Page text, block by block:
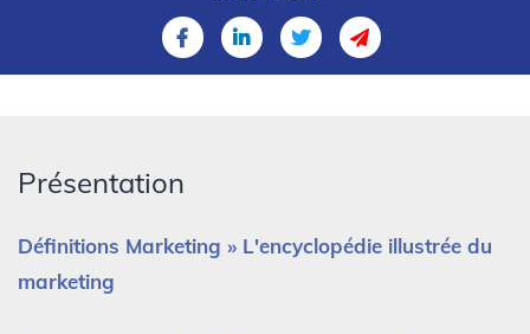
Présentation
Définitions Marketing » L'encyclopédie illustrée du
marketing